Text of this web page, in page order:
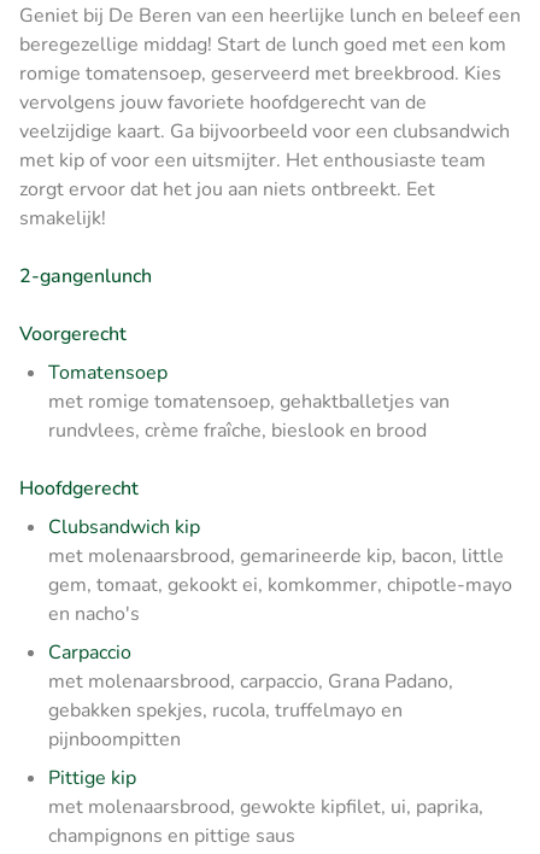
Geniet bij De Beren van een heerlijke lunch en beleef een
beregezellige middag! Start de lunch goed met een kom
romige tomatensoep, geserveerd met breekbrood. Kies
vervolgens jouw favoriete hoofdgerecht van de
veelzijdige kaart. Ga bijvoorbeeld voor een clubsandwich
met kip of voor een uitsmijter. Het enthousiaste team
zorgt ervoor dat het jou aan niets ontbreekt. Eet
smakelijk!
2-gangenlunch
Voorgerecht
Tomatensoep
met romige tomatensoep, gehaktballetjes van
rundvlees, crème fraîche, bieslook en brood
Hoofdgerecht
Clubsandwich kip
met molenaarsbrood, gemarineerde kip, bacon, little
gem, tomaat, gekookt ei, komkommer, chipotle-mayo
en nacho's
Carpaccio
met molenaarsbrood, carpaccio, Grana Padano,
gebakken spekjes, rucola, truffelmayo en
pijnboompitten
Pittige kip
met molenaarsbrood, gewokte kipfilet, ui, paprika,
champignons en pittige saus